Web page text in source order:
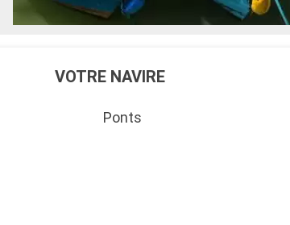
VOTRE NAVIRE
Ponts